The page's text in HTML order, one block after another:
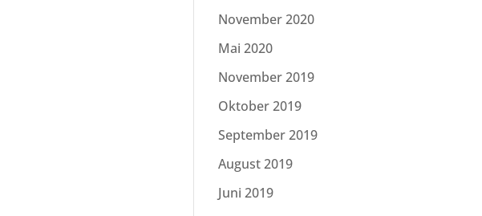
November 2020
Mai 2020
November 2019
Oktober 2019
September 2019
August 2019
Juni 2019